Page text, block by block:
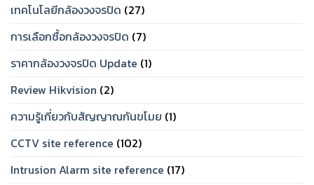
เทคโนโลยีกล้องวงจรปิด (27)
การเลือกซื้อกล้องวงจรปิด (7)
ราคากล้องวงจรปิด Update (1)
Review Hikvision (2)
ความรู้เกี่ยวกับสัญญาณกันขโมย (1)
CCTV site reference (102)
Intrusion Alarm site reference (17)